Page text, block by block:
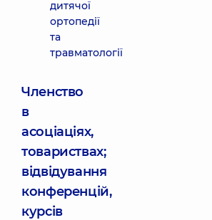
дитячої
ортопедії
та
травматології
Членство
в
асоціаціях,
товариствах;
відвідування
конференцій,
курсів